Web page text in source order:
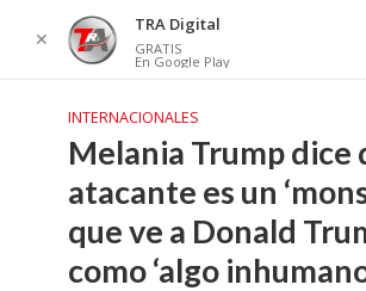
INTERNACIONALES
Melania Trump dice
atacante es un
que ve a Donald
como ‘algo
✕
TRA Digital
GRATIS
En Google Play